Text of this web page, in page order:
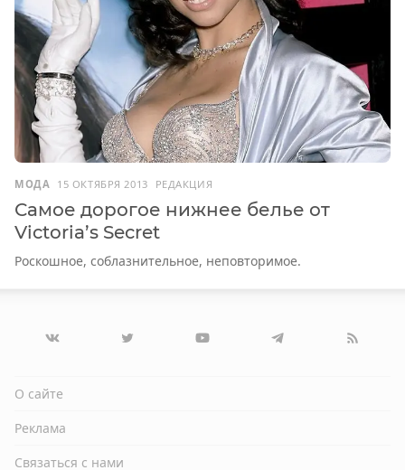
МОДА 15 ОКТЯБРЯ 2013 РЕДАКЦИЯ
Самое дорогое нижнее белье от
Victoria’s Secret
Роскошное, соблазнительное, неповторимое.
О сайте
Реклама
Связаться с нами